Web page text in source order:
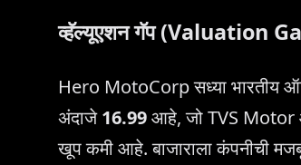
व्हॅल्यूएशन गॅप (Valuation
Hero MotoCorp सध्या भारतीय
अंदाजे16.99आहे, जो TVS Motor
खूप कमी आहे. बाजाराला कंपनीची